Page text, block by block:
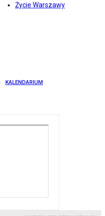
Życie Warszawy
KALENDARIUM